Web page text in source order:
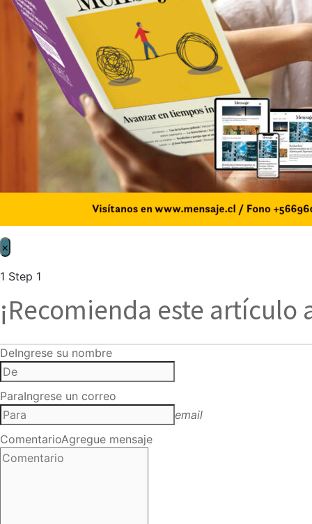
×
1 Step 1
¡Recomienda este artículo
DeIngrese su nombre
ParaIngrese un correo
email
ComentarioAgregue mensaje